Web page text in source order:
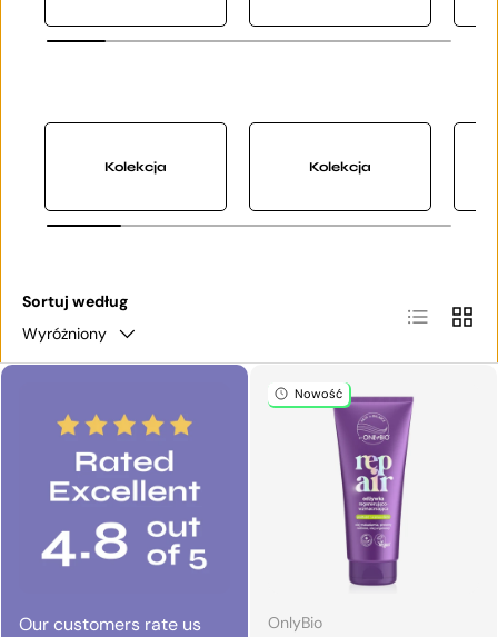
Kolekcja Kolekcja
Sortuj według
Wyróżniony
Lista Siatka
Our customers rate us
Nowość
OnlyBio